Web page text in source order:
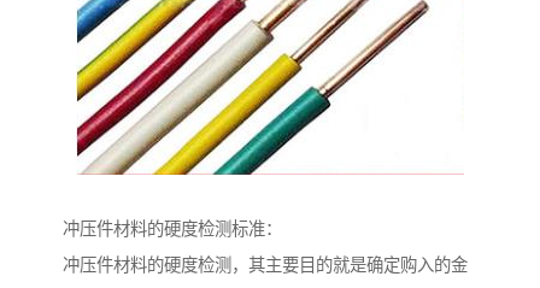
冲压件材料的硬度检测标准：
冲压件材料的硬度检测，其主要目的就是确定购入的金